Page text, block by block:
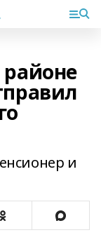
и